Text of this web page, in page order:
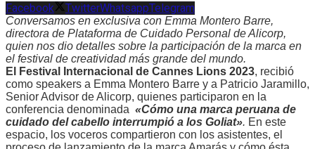
Facebook TwitterWhatsappTelegram
Conversamos en exclusiva con Emma Montero Barre,
directora de Plataforma de Cuidado Personal de Alicorp,
quien nos dio detalles sobre la participación de la marca en
el festival de creatividad más grande del mundo.
El Festival Internacional de Cannes Lions 2023, recibió
como speakers a Emma Montero Barre y a Patricio Jaramillo,
Senior Advisor de Alicorp, quienes participaron en la
conferencia denominada «Cómo una marca peruana de
cuidado del cabello interrumpió a los Goliat». En este
espacio, los voceros compartieron con los asistentes, el